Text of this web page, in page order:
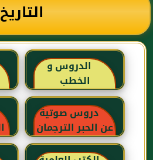
التاريخ
الدروس و
الخطب
دروس صوتية
عن الحبر الترجمان